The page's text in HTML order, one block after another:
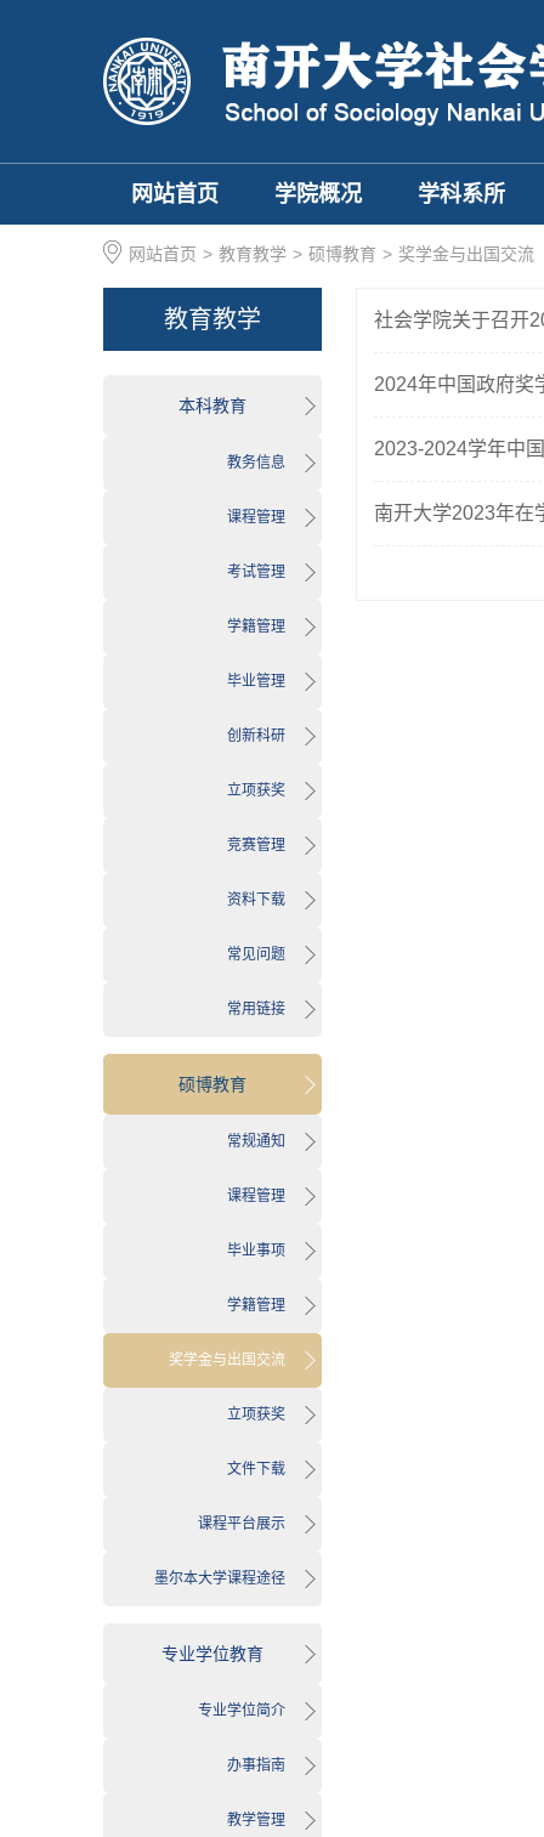
网站首页 学院概况 学科系所
网站首页 > 教育教学 > 硕博教育 > 奖学金与出国交流
教育教学
本科教育
教务信息
课程管理
考试管理
学籍管理
毕业管理
创新科研
立项获奖
竞赛管理
资料下载
常见问题
常用链接
硕博教育
常规通知
课程管理
毕业事项
学籍管理
奖学金与出国交流
立项获奖
文件下载
课程平台展示
墨尔本大学课程途径
专业学位教育
专业学位简介
办事指南
教学管理
社会学院关于召开
2024年中国政府奖
2023-2024学年中
南开大学2023年在